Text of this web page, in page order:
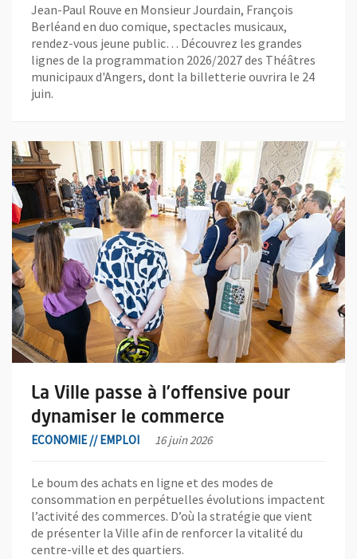
Jean-Paul Rouve en Monsieur Jourdain, François
Berléand en duo comique, spectacles musicaux,
rendez-vous jeune public… Découvrez les grandes
lignes de la programmation 2026/2027 des Théâtres
municipaux d'Angers, dont la billetterie ouvrira le 24
juin.
La Ville passe à l’offensive pour
dynamiser le commerce
ECONOMIE // EMPLOI 16 juin 2026
Le boum des achats en ligne et des modes de
consommation en perpétuelles évolutions impactent
l’activité des commerces. D’où la stratégie que vient
de présenter la Ville afin de renforcer la vitalité du
centre-ville et des quartiers.
En savoir plus sur l'actualité La Ville passe à l’offensive pour